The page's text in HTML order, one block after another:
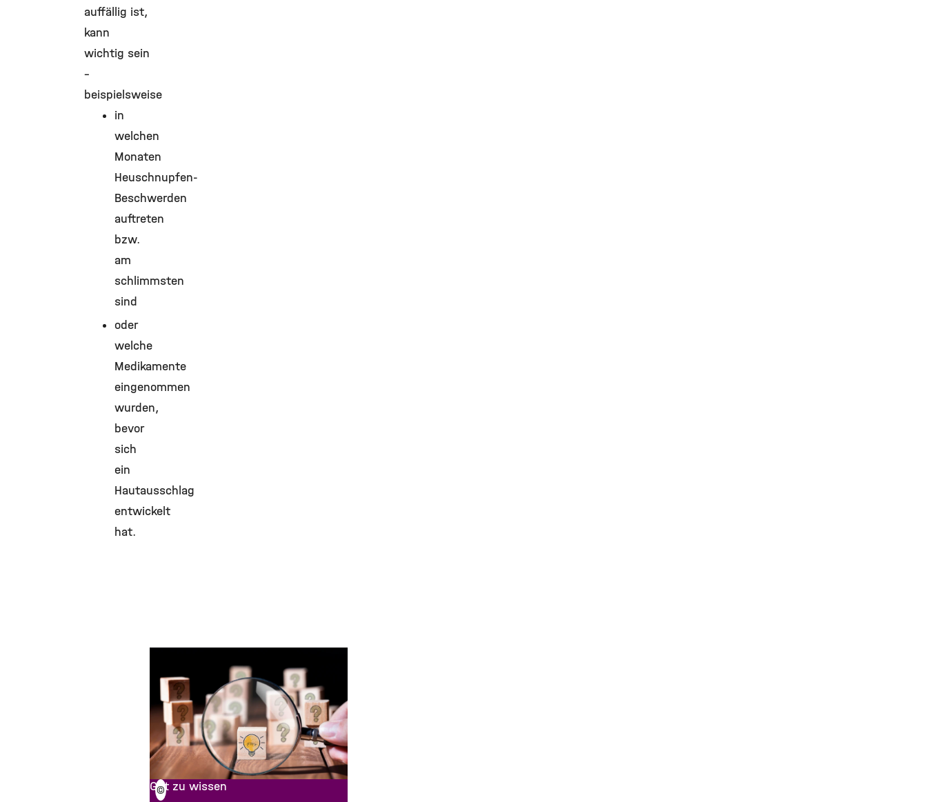
auffällig ist,
kann
wichtig sein
–
beispielsweise
in
welchen
Monaten
Heuschnupfen-
Beschwerden
auftreten
bzw.
am
schlimmsten
sind
oder
welche
Medikamente
eingenommen
wurden,
bevor
sich
ein
Hautausschlag
entwickelt
hat.
Gut zu wissen
©